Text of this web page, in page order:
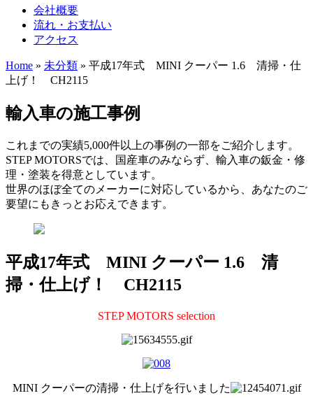
会社概要
流れ・お支払い
アクセス
Home » 未分類 » 平成17年式 MINI クーパー 1.6 清掃・仕
上げ！ CH2115
輸入車の施工事例
これまでの実績5,000件以上の事例の一部をご紹介します。
STEP MOTORSでは、国産車のみならず、輸入車の鈑金・修
理・塗装を得意としています。
世界のほぼ全てのメーカーに対応しているから、あなたのご
要望にもきっとお応えできます。
平成17年式 MINI クーパー 1.6 清
掃・仕上げ！ CH2115
STEP MOTORS selection
MINI クーパーの清掃・仕上げを行いました